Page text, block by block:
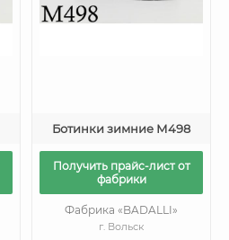
Ботинки зимние М498
Получить прайс-лист от
фабрики
Фабрика «BADALLI»
г. Вольск